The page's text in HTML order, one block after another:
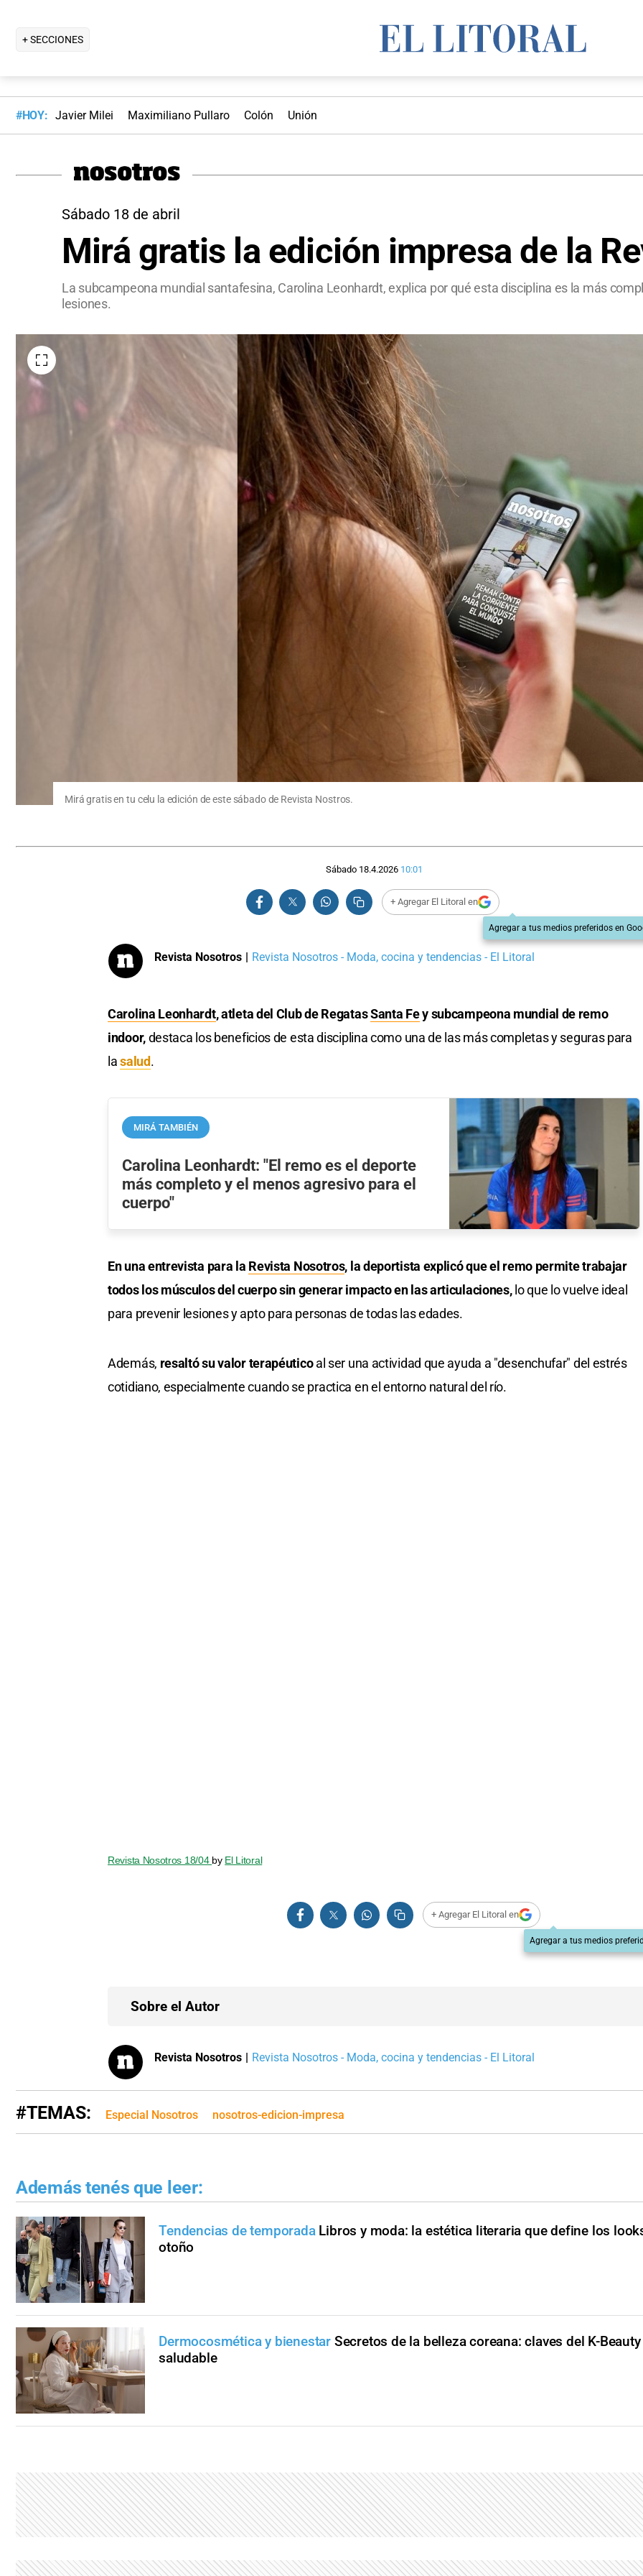
+ SECCIONES
#HOY: Javier Milei Maximiliano Pullaro Colón Unión
Sábado 18 de abril
Mirá gratis la edición impresa de la
La subcampeona mundial santafesina, Carolina Leonhardt, explica por qué esta disciplina es la más
lesiones.
Mirá gratis en tu celu la edición de este sábado de Revista Nostros.
Sábado 18.4.2026 10:01
+ Agregar El Litoral en
Agregar a tus medios preferidos en
Revista Nosotros | Revista Nosotros - Moda, cocina y tendencias - El Litoral
Carolina Leonhardt, atleta del Club de RegatasSanta Fey subcampeona mundial de remo
indoor,destaca los beneficios de esta disciplina como una de las más completas y seguras para
lasalud.
MIRÁ TAMBIÉN
Carolina Leonhardt: "El remo es el deporte
más completo y el menos agresivo para el
cuerpo"
En una entrevista para la Revista Nosotros, la deportista explicó que el remo permite trabajar
todos los músculos del cuerpo sin generar impacto en las articulaciones,lo que lo vuelve ideal
para prevenir lesiones y apto para personas de todas las edades.
Además, resaltó su valor terapéuticoal ser una actividad que ayuda a "desenchufar" del estrés
cotidiano, especialmente cuando se practica en el entorno natural del río.
Revista Nosotros 18/04 by El Litoral
+ Agregar El Litoral en
Agregar a tus medios
Sobre el Autor
Revista Nosotros Revista Nosotros - Moda, cocina y tendencias - El Litoral
#TEMAS: Especial Nosotros nosotros-edicion-impresa
Además tenés que leer:
Tendencias de temporada Libros y moda: la estética literaria que define los
otoño
Dermocosmética y bienestar Secretos de la belleza coreana: claves del K-
saludable